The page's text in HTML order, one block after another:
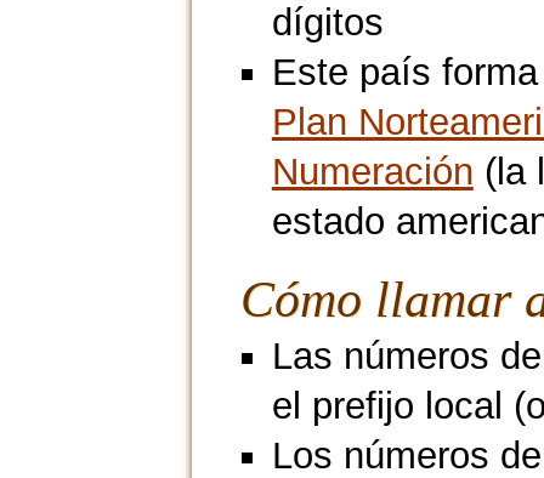
dígitos
Este país
Plan
Numeración (la
estado
Cómo llamar
Las números
el prefijo local
Los números